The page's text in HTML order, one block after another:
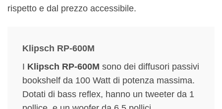
rispetto e dal prezzo accessibile.
Klipsch RP-600M
I Klipsch RP-600M sono dei diffusori passivi
bookshelf da 100 Watt di potenza massima.
Dotati di bass reflex, hanno un tweeter da 1